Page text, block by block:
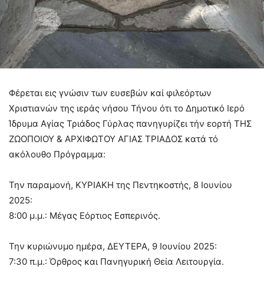
Φέρεται εις γνώσιν των ευσεβών καί φιλεόρτων
Χριστιανών της ιεράς νήσου Τήνου ότι το Δημοτικό Ιερό
Ίδρυμα Αγίας Τριάδος Γύρλας πανηγυρίζει τήν εορτή ΤΗΣ
ΖΩΟΠΟΙΟΥ & ΑΡΧΙΦΩΤΟΥ ΑΓΙΑΣ ΤΡΙΑΔΟΣ κατά τό
ακόλουθο Πρόγραμμα:
Την παραμονή, ΚΥΡΙΑΚΗ της Πεντηκοστής, 8 Ιουνίου
2025:
8:00 μ.μ.: Μέγας Εόρτιος Εσπερινός.
Την κυριώνυμο ημέρα, ΔΕΥΤΕΡΑ, 9 Ιουνίου 2025:
7:30 π.μ.: Όρθρος και Πανηγυρική Θεία Λειτουργία.